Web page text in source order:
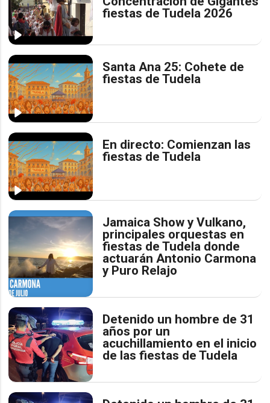
fiestas de Tudela 2026
Santa Ana 25: Cohete de
fiestas de Tudela
En directo: Comienzan las
fiestas de Tudela
Jamaica Show y Vulkano,
principales orquestas en
fiestas de Tudela donde
actuarán Antonio Carmona
y Puro Relajo
Detenido un hombre de 31
años por un
acuchillamiento en el inicio
de las fiestas de Tudela